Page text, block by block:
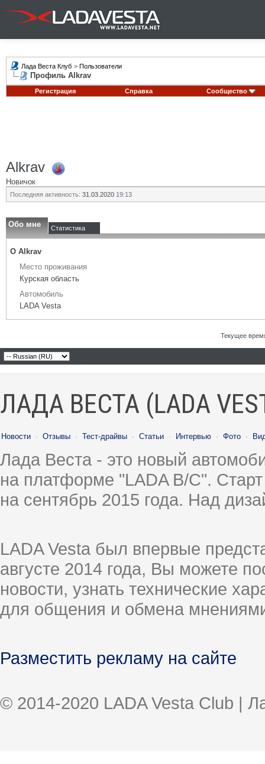
Лада Веста Клуб > Пользователи
Профиль Alkrav
Регистрация Справка Сообщество
Alkrav
Новичок
Последняя активность: 31.03.2020 19:13
Обо мне Статистика
О Alkrav
Место проживания
Курская область
Автомобиль
LADA Vesta
Текущее
ЛАДА ВЕСТА (LADA
Новости · Отзывы · Тест-драйвы · Статьи · Интервью · Фото ·
Лада Веста - это новый
на платформе "LADA B/C".
на сентябрь 2015 года. Над
LADA Vesta был впервые
августе 2014 года, Вы можете
новости, узнать технические
для общения и обмена
Разместить рекламу на сайте
© 2014-2020 LADA Vesta Club |